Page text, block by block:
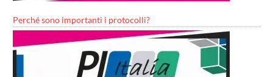
Perché sono importanti i protocolli?